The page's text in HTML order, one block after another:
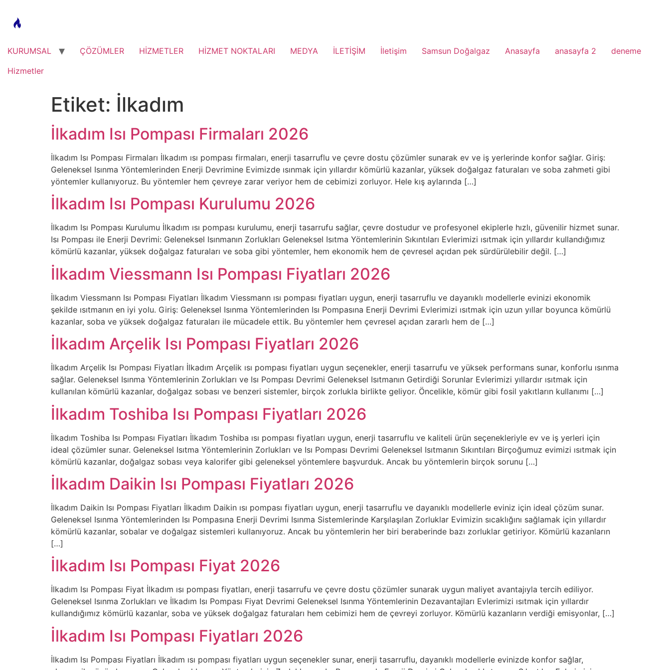
content
KURUMSAL ÇÖZÜMLER HİZMETLER HİZMET NOKTALARI MEDYA İLETİŞİM İletişim Samsun Doğalgaz Anasayfa anasayfa 2
deneme
Hizmetler
Etiket: İlkadım
İlkadım Isı Pompası Firmaları 2026
İlkadım Isı Pompası Firmaları İlkadım ısı pompası firmaları, enerji tasarruflu ve çevre dostu çözümler sunarak ev ve iş yerlerinde konfor sağlar. Giriş:
Geleneksel Isınma Yöntemlerinden Enerji Devrimine Evimizde ısınmak için yıllardır kömürlü kazanlar, yüksek doğalgaz faturaları ve soba zahmeti gibi
yöntemler kullanıyoruz. Bu yöntemler hem çevreye zarar veriyor hem de cebimizi zorluyor. Hele kış aylarında […]
İlkadım Isı Pompası Kurulumu 2026
İlkadım Isı Pompası Kurulumu İlkadım ısı pompası kurulumu, enerji tasarrufu sağlar, çevre dostudur ve profesyonel ekiplerle hızlı, güvenilir hizmet sunar.
Isı Pompası ile Enerji Devrimi: Geleneksel Isınmanın Zorlukları Geleneksel Isıtma Yöntemlerinin Sıkıntıları Evlerimizi ısıtmak için yıllardır kullandığımız
kömürlü kazanlar, yüksek doğalgaz faturaları ve soba gibi yöntemler, hem ekonomik hem de çevresel açıdan pek sürdürülebilir değil. […]
İlkadım Viessmann Isı Pompası Fiyatları 2026
İlkadım Viessmann Isı Pompası Fiyatları İlkadım Viessmann ısı pompası fiyatları uygun, enerji tasarruflu ve dayanıklı modellerle evinizi ekonomik
şekilde ısıtmanın en iyi yolu. Giriş: Geleneksel Isınma Yöntemlerinden Isı Pompasına Enerji Devrimi Evlerimizi ısıtmak için uzun yıllar boyunca kömürlü
kazanlar, soba ve yüksek doğalgaz faturaları ile mücadele ettik. Bu yöntemler hem çevresel açıdan zararlı hem de […]
İlkadım Arçelik Isı Pompası Fiyatları 2026
İlkadım Arçelik Isı Pompası Fiyatları İlkadım Arçelik ısı pompası fiyatları uygun seçenekler, enerji tasarrufu ve yüksek performans sunar, konforlu ısınma
sağlar. Geleneksel Isınma Yöntemlerinin Zorlukları ve Isı Pompası Devrimi Geleneksel Isıtmanın Getirdiği Sorunlar Evlerimizi yıllardır ısıtmak için
kullanılan kömürlü kazanlar, doğalgaz sobası ve benzeri sistemler, birçok zorlukla birlikte geliyor. Öncelikle, kömür gibi fosil yakıtların kullanımı […]
İlkadım Toshiba Isı Pompası Fiyatları 2026
İlkadım Toshiba Isı Pompası Fiyatları İlkadım Toshiba ısı pompası fiyatları uygun, enerji tasarruflu ve kaliteli ürün seçenekleriyle ev ve iş yerleri için
ideal çözümler sunar. Geleneksel Isıtma Yöntemlerinin Zorlukları ve Isı Pompası Devrimi Geleneksel Isıtmanın Sıkıntıları Birçoğumuz evimizi ısıtmak için
kömürlü kazanlar, doğalgaz sobası veya kalorifer gibi geleneksel yöntemlere başvurduk. Ancak bu yöntemlerin birçok sorunu […]
İlkadım Daikin Isı Pompası Fiyatları 2026
İlkadım Daikin Isı Pompası Fiyatları İlkadım Daikin ısı pompası fiyatları uygun, enerji tasarruflu ve dayanıklı modellerle eviniz için ideal çözüm sunar.
Geleneksel Isınma Yöntemlerinden Isı Pompasına Enerji Devrimi Isınma Sistemlerinde Karşılaşılan Zorluklar Evimizin sıcaklığını sağlamak için yıllardır
kömürlü kazanlar, sobalar ve doğalgaz sistemleri kullanıyoruz. Ancak bu yöntemlerin her biri beraberinde bazı zorluklar getiriyor. Kömürlü kazanların
[…]
İlkadım Isı Pompası Fiyat 2026
İlkadım Isı Pompası Fiyat İlkadım ısı pompası fiyatları, enerji tasarrufu ve çevre dostu çözümler sunarak uygun maliyet avantajıyla tercih ediliyor.
Geleneksel Isınma Zorlukları ve İlkadım Isı Pompası Fiyat Devrimi Geleneksel Isınma Yöntemlerinin Dezavantajları Evlerimizi ısıtmak için yıllardır
kullandığımız kömürlü kazanlar, soba ve yüksek doğalgaz faturaları hem cebimizi hem de çevreyi zorluyor. Kömürlü kazanların verdiği emisyonlar, […]
İlkadım Isı Pompası Fiyatları 2026
İlkadım Isı Pompası Fiyatları İlkadım ısı pompası fiyatları uygun seçenekler sunar, enerji tasarruflu, dayanıklı modellerle evinizde konfor sağlar,